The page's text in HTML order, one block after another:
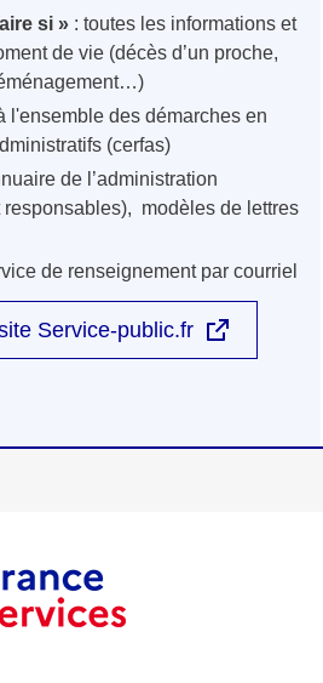
si » : toutes les informations et
de vie (décès d’un proche,
l'ensemble des démarches en
(cerfas)
de l’administration
responsables), modèles de lettres
de renseignement par courriel
Service-public.fr